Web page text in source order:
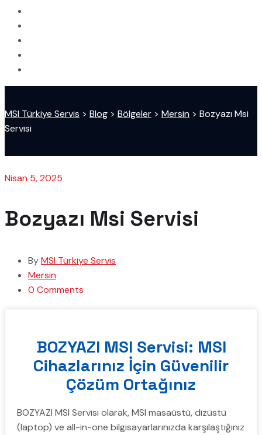
MSI Türkiye Servis > Blog > Bölgeler > Mersin > Bozyazı Msi
Servisi
Nisan 5, 2025
Bozyazı Msi Servisi
ByMSI Türkiye Servis
Mersin
0 Comments
BOZYAZI MSI Servisi: MSI
Cihazlarınız İçin Güvenilir
Çözüm Ortağınız
BOZYAZI MSI Servisi olarak, MSI masaüstü, dizüstü
(laptop) ve all-in-one bilgisayarlarınızda karşılaştığınız